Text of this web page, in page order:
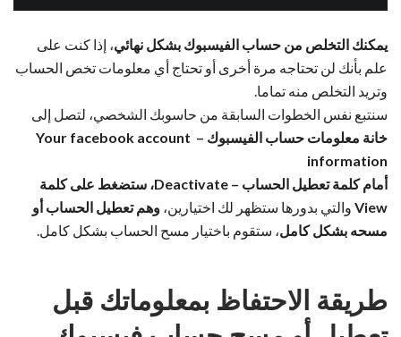
يمكنك التخلص من حساب الفيسبوك بشكل نهائي، إذا كنت على
علم بأنك لن تحتاجه مرة أخرى أو تحتاج أي معلومات تخص الحساب
وتريد التخلص منه تماما.
سنتبع نفس الخطوات السابقة من حاسوبك الشخصي، لتصل إلى
خانة معلومات حساب الفيسبوك – Your facebook account
information
أمام كلمة تعطيل الحساب – Deactivate،
ستضغط على كلمة
View والتي بدورها ستظهر لك اختيارين، وهم تعطيل الحساب أو
مسحه بشكل كامل، ستقوم باختيار مسح الحساب بشكل كامل.
طريقة الاحتفاظ بمعلوماتك قبل